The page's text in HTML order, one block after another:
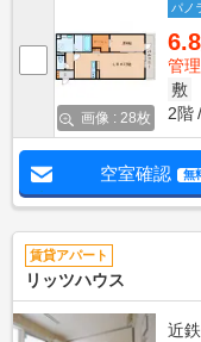
画像 : 28枚
パノ
6.8
管
敷
2階
空室確認 無
賃貸アパート
リッツハウス
近